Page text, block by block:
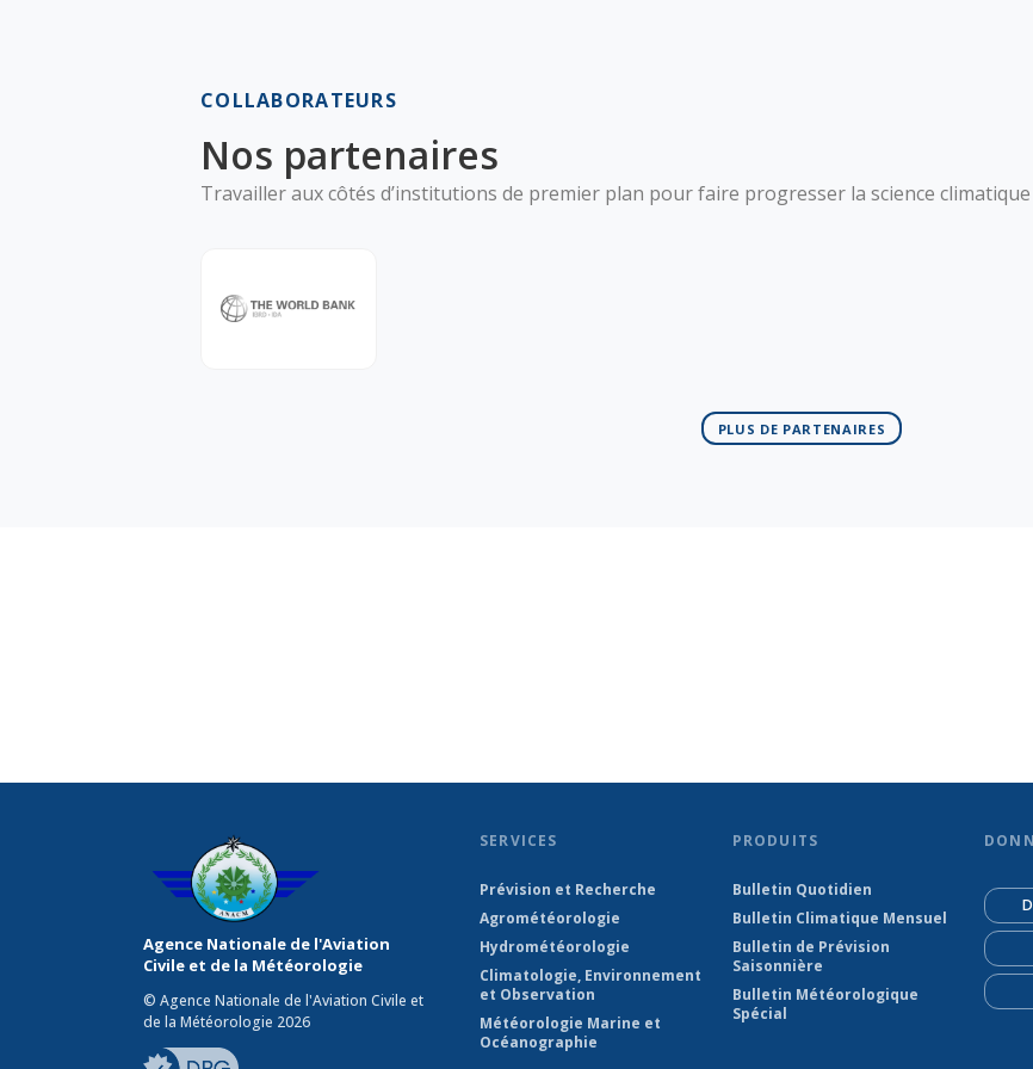
COLLABORATEURS
Nos partenaires
Travailler aux côtés d’institutions de premier plan pour faire progresser la science
PLUS DE PARTENAIRES
Agence Nationale de l'Aviation
Civile et de la Météorologie
© Agence Nationale de l'Aviation Civile et
de la Météorologie 2026
SERVICES
Prévision et Recherche
Agrométéorologie
Hydrométéorologie
Climatologie, Environnement
et Observation
Météorologie Marine et
Océanographie
PRODUITS
Bulletin Quotidien
Bulletin Climatique Mensuel
Bulletin de Prévision
Saisonnière
Bulletin Météorologique
Spécial